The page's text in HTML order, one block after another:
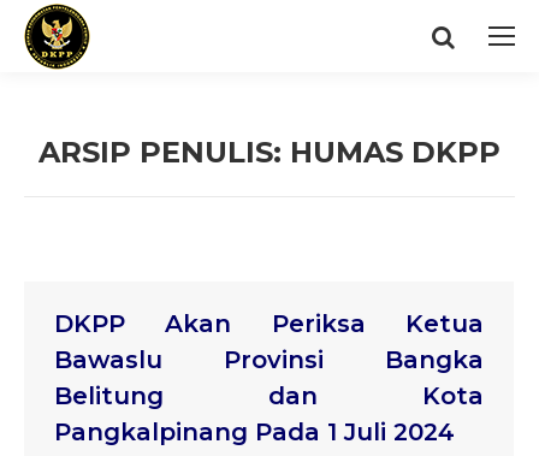
Search:
ARSIP PENULIS: HUMAS DKPP
DKPP Akan Periksa Ketua
Bawaslu Provinsi Bangka
Belitung dan Kota
Pangkalpinang Pada 1 Juli 2024